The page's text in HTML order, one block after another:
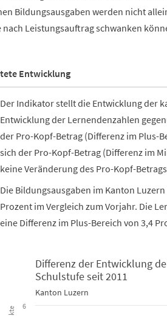
Bildungsausgaben werden nicht
nach Leistungsauftrag schwanken
Entwicklung
Der Indikator stellt die Entwicklung der
Entwicklung der Lernendenzahlen
der Pro-Kopf-Betrag (Differenz im Plus-
sich der Pro-Kopf-Betrag (Differenz im
keine Veränderung des Pro-Kopf-
Die Bildungsausgaben im Kanton
Prozent im Vergleich zum Vorjahr. Die
eine Differenz im Plus-Bereich von 3,4
der Entwicklung der
Differenz der Entwicklung
Schulstufe seit 2011
Kanton Luzern
6